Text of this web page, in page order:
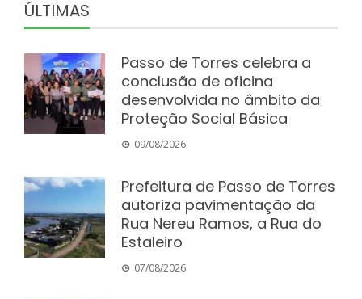
ÚLTIMAS
Passo de Torres celebra a
conclusão de oficina
desenvolvida no âmbito da
Proteção Social Básica
09/08/2026
Prefeitura de Passo de Torres
autoriza pavimentação da
Rua Nereu Ramos, a Rua do
Estaleiro
07/08/2026